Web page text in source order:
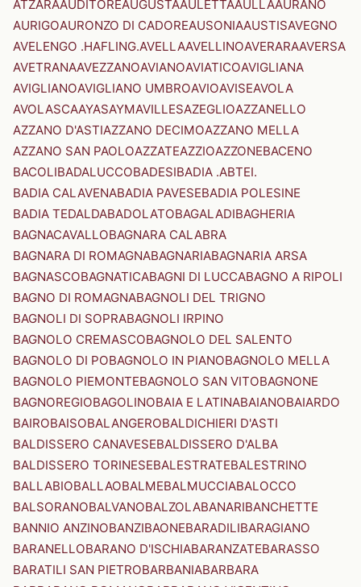
ATZARAAUDITOREAUGUSTAAULETTAAULLAAURANO
AURIGOAURONZO DI CADOREAUSONIAAUSTISAVEGNO
AVELENGO .HAFLING.AVELLAAVELLINOAVERARAAVERSA
AVETRANAAVEZZANOAVIANOAVIATICOAVIGLIANA
AVIGLIANOAVIGLIANO UMBROAVIOAVISEAVOLA
AVOLASCAAYASAYMAVILLESAZEGLIOAZZANELLO
AZZANO D'ASTIAZZANO DECIMOAZZANO MELLA
AZZANO SAN PAOLOAZZATEAZZIOAZZONEBACENO
BACOLIBADALUCCOBADESIBADIA .ABTEI.
BADIA CALAVENABADIA PAVESEBADIA POLESINE
BADIA TEDALDABADOLATOBAGALADIBAGHERIA
BAGNACAVALLOBAGNARA CALABRA
BAGNARA DI ROMAGNABAGNARIABAGNARIA ARSA
BAGNASCOBAGNATICABAGNI DI LUCCABAGNO A RIPOLI
BAGNO DI ROMAGNABAGNOLI DEL TRIGNO
BAGNOLI DI SOPRABAGNOLI IRPINO
BAGNOLO CREMASCOBAGNOLO DEL SALENTO
BAGNOLO DI POBAGNOLO IN PIANOBAGNOLO MELLA
BAGNOLO PIEMONTEBAGNOLO SAN VITOBAGNONE
BAGNOREGIOBAGOLINOBAIA E LATINABAIANOBAIARDO
BAIROBAISOBALANGEROBALDICHIERI D'ASTI
BALDISSERO CANAVESEBALDISSERO D'ALBA
BALDISSERO TORINESEBALESTRATEBALESTRINO
BALLABIOBALLAOBALMEBALMUCCIABALOCCO
BALSORANOBALVANOBALZOLABANARIBANCHETTE
BANNIO ANZINOBANZIBAONEBARADILIBARAGIANO
BARANELLOBARANO D'ISCHIABARANZATEBARASSO
BARATILI SAN PIETROBARBANIABARBARA